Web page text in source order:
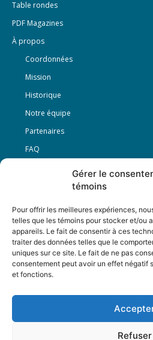
Gérer le
témoins
Pour offrir les meilleures expériences,
telles que les témoins pour stocker et/ou
appareils. Le fait de consentir à ces
traiter des données telles que le
uniques sur ce site. Le fait de ne pas
consentement peut avoir un effet négatif
et fonctions.
Refuser
Table rondes
PDF Magazines
À propos
Coordonnées
Mission
Historique
Notre équipe
Partenaires
FAQ
Conditions générales
Nous Suivre
Contactez-nous :
12-3894 rue Sainte-Catherine Est,